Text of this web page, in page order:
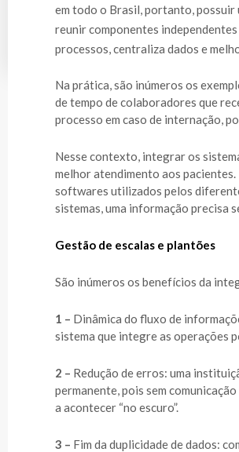
em todo o Brasil, portanto, possuir
reunir componentes
processos, centraliza dados e
Na prática, são inúmeros os
de tempo de colaboradores que
processo em caso de internação,
Nesse contexto, integrar os
melhor atendimento aos
softwares utilizados pelos
sistemas, uma informação precisa
Gestão de escalas e plantões
São inúmeros os benefícios da
1 – Dinâmica do fluxo de
sistema que integre as operações
2 – Redução de erros: uma
permanente, pois sem
a acontecer “no escuro”.
3 – Fim da duplicidade de dados: